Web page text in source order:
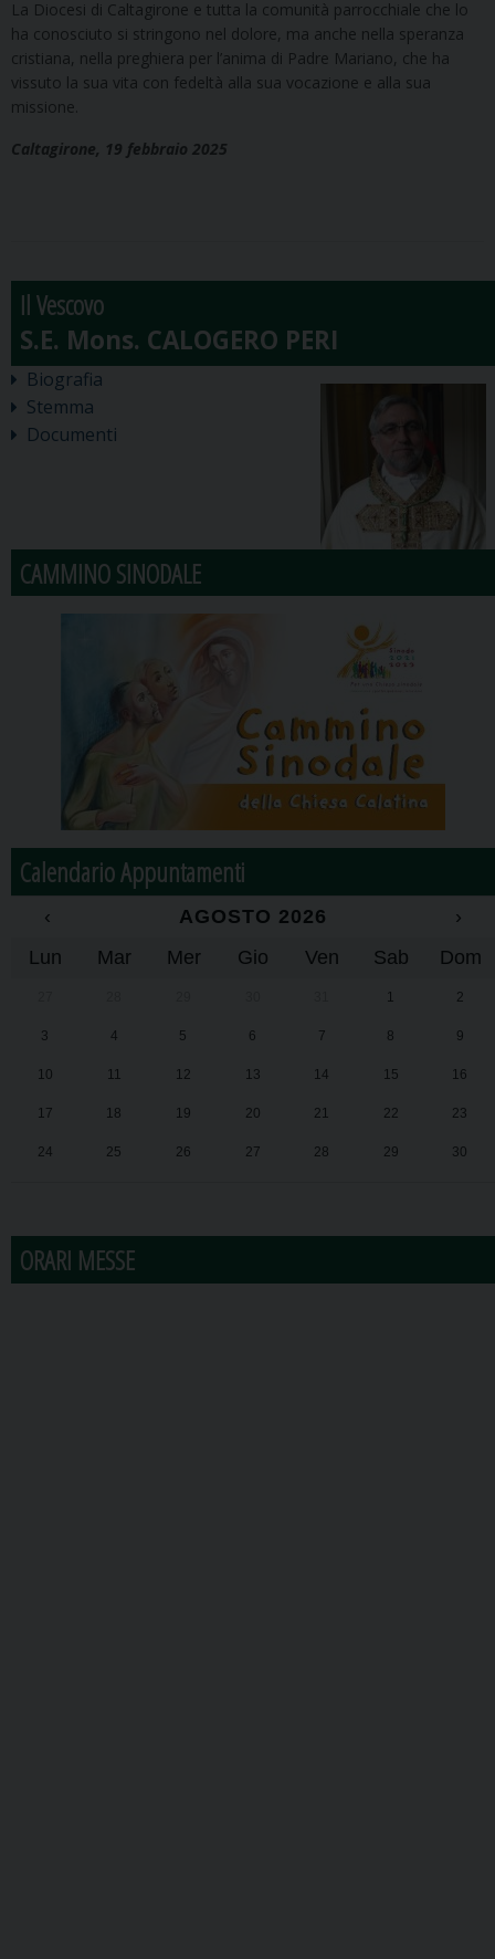
La Diocesi di Caltagirone e tutta la comunità parrocchiale che lo
ha conosciuto si stringono nel dolore, ma anche nella speranza
cristiana, nella preghiera per l’anima di Padre Mariano, che ha
vissuto la sua vita con fedeltà alla sua vocazione e alla sua
missione.
Caltagirone, 19 febbraio 2025
Il Vescovo
Biografia
Stemma
Documenti
CAMMINO SINODALE
Calendario Appuntamenti
‹ AGOSTO 2026
›
Lun
Mar Mer Gio Ven Sab Dom
1 2
3 4 5 6 7 8 9
10 11 12 13 14 15 16
17 18 19 20 21 22 23
24 25 26 27 28 29 30
ORARI MESSE